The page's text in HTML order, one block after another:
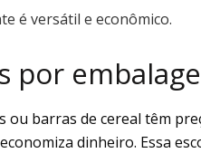
é versátil e econômico.
por
ou barras de cereal têm
dinheiro. Essa